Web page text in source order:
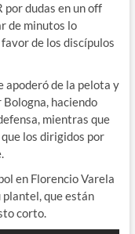
por dudas en un off
de minutos lo
de los discípulos
apoderó de la pelota y
haciendo
mientras que
los dirigidos por
en Florencio Varela
que están
corto.